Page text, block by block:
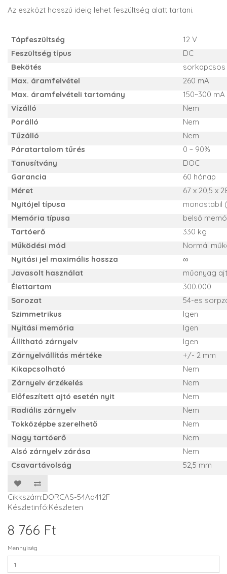
Az eszközt hosszú ideig lehet feszültség alatt tartani.
Tápfeszültség
12 V
Feszültség típus
DC
Bekötés
sorkapcsos
Max. áramfelvétel
260 mA
Max. áramfelvételi tartomány
150~300 mA
Vízálló
Nem
Porálló
Nem
Tűzálló
Nem
Páratartalom tűrés
0 ~ 90%
Tanusítvány
DOC
Garancia
60 hónap
Méret
67 x 20,5 x
Nyitójel típusa
monostabil
Memória típusa
belső
Tartóerő
330 kg
Működési mód
Normál
Nyitási jel maximális hossza
∞
Javasolt használat
műanyag
Élettartam
300.000
Sorozat
54-es
Szimmetrikus
Igen
Nyitási memória
Igen
Állítható zárnyelv
Igen
Zárnyelvállítás mértéke
+/- 2 mm
Kikapcsolható
Nem
Zárnyelv érzékelés
Nem
Előfeszített ajtó esetén nyit
Nem
Radiális zárnyelv
Nem
Tokközépbe szerelhető
Nem
Nagy tartóerő
Nem
Alsó zárnyelv zárása
Nem
Csavartávolság
52,5 mm
Cikkszám:DORCAS-54Aa412F
Készletinfó:Készleten
8 766 Ft
Mennyiség